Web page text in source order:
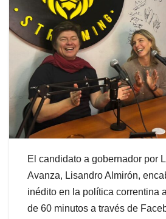
El candidato a gobernador por
Avanza, Lisandro Almirón,
inédito en la política correntina
de 60 minutos a través de